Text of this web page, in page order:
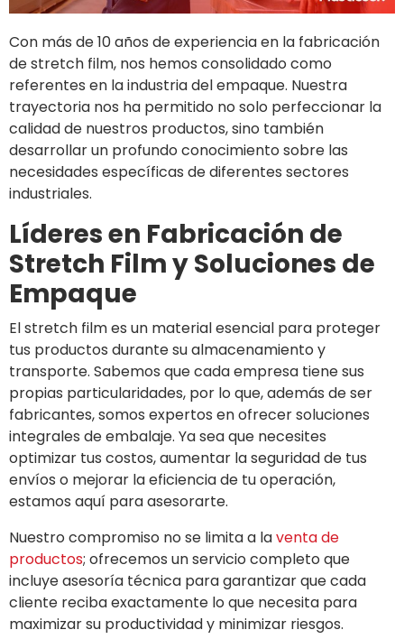
Con más de 10 años de experiencia en la fabricación
de stretch film, nos hemos consolidado como
referentes en la industria del empaque. Nuestra
trayectoria nos ha permitido no solo perfeccionar la
calidad de nuestros productos, sino también
desarrollar un profundo conocimiento sobre las
necesidades específicas de diferentes sectores
industriales.
Líderes en Fabricación de
Stretch Film y Soluciones de
Empaque
El stretch film es un material esencial para proteger
tus productos durante su almacenamiento y
transporte. Sabemos que cada empresa tiene sus
propias particularidades, por lo que, además de ser
fabricantes, somos expertos en ofrecer soluciones
integrales de embalaje. Ya sea que necesites
optimizar tus costos, aumentar la seguridad de tus
envíos o mejorar la eficiencia de tu operación,
estamos aquí para asesorarte.
Nuestro compromiso no se limita a laventa de
productos; ofrecemos un servicio completo que
incluye asesoría técnica para garantizar que cada
cliente reciba exactamente lo que necesita para
maximizar su productividad y minimizar riesgos.